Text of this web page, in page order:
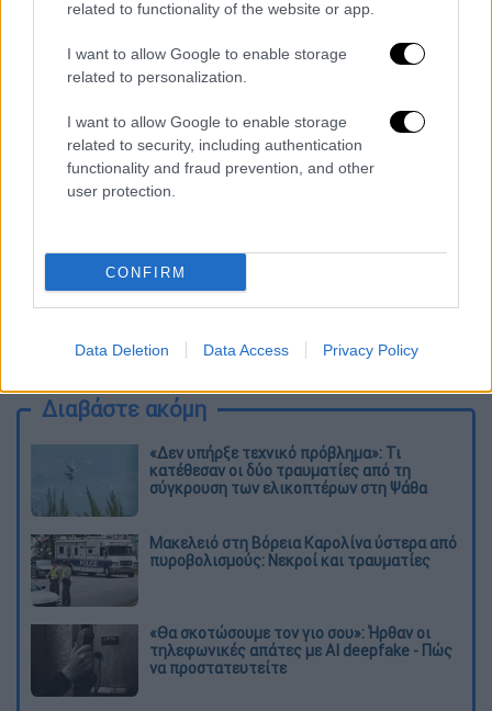
related to functionality of the website or app.
I want to allow Google to enable storage
related to personalization.
I want to allow Google to enable storage
related to security, including authentication
functionality and fraud prevention, and other
user protection.
CONFIRM
Data Deletion Data Access Privacy Policy
synday.jpg
Διαβάστε ακόμη
«Δεν υπήρξε τεχνικό πρόβλημα»: Τι
κατέθεσαν οι δύο τραυματίες από τη
σύγκρουση των ελικοπτέρων στη Ψάθα
Μακελειό στη Βόρεια Καρολίνα ύστερα από
πυροβολισμούς: Νεκροί και τραυματίες
«Θα σκοτώσουμε τον γιο σου»: Ήρθαν οι
τηλεφωνικές απάτες με AI deepfake - Πώς
να προστατευτείτε